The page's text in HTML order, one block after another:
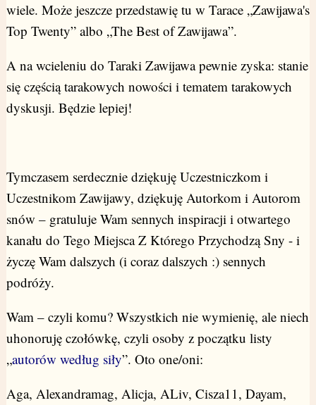
wiele. Może jeszcze przedstawię tu w Tarace „Zawijawa's
Top Twenty” albo „The Best of Zawijawa”.
A na wcieleniu do Taraki Zawijawa pewnie zyska: stanie
się częścią tarakowych nowości i tematem tarakowych
dyskusji. Będzie lepiej!
Tymczasem serdecznie dziękuję Uczestniczkom i
Uczestnikom Zawijawy, dziękuję Autorkom i Autorom
snów – gratuluje Wam sennych inspiracji i otwartego
kanału do Tego Miejsca Z Którego Przychodzą Sny - i
życzę Wam dalszych (i coraz dalszych :) sennych
podróży.
Wam – czyli komu? Wszystkich nie wymienię, ale niech
uhonoruję czołówkę, czyli osoby z początku listy
„autorów według siły”. Oto one/oni:
Aga, Alexandramag, Alicja, ALiv, Cisza11, Dayam,